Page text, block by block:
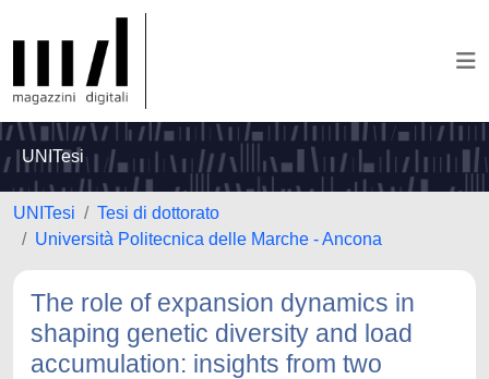
UNITesi
UNITesi
Tesi di dottorato
Università Politecnica delle Marche - Ancona
The role of expansion dynamics in
shaping genetic diversity and load
accumulation: insights from two